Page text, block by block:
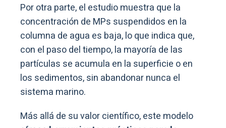
Por otra parte, el estudio muestra que la
concentración de MPs suspendidos en la
columna de agua es baja, lo que indica que,
con el paso del tiempo, la mayoría de las
partículas se acumula en la superficie o en
los sedimentos, sin abandonar nunca el
sistema marino.
Más allá de su valor científico, este modelo